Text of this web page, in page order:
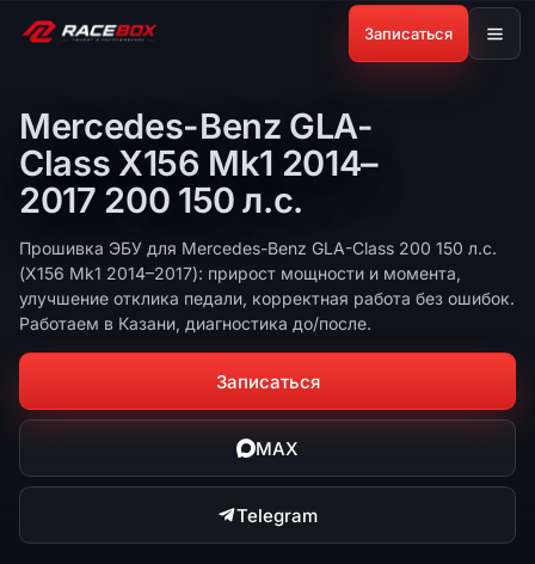
Записаться
Mercedes-Benz GLA-
Class X156 Mk1 2014–
2017 200 150 л.с.
Прошивка ЭБУ для Mercedes-Benz GLA-Class 200 150 л.с.
(X156 Mk1 2014–2017): прирост мощности и момента,
улучшение отклика педали, корректная работа без ошибок.
Работаем в Казани, диагностика до/после.
Записаться
MAX
Telegram